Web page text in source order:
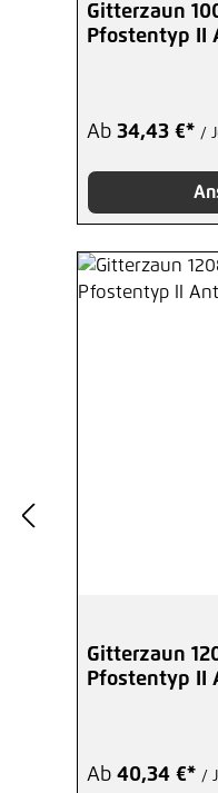
Gitterzaun
Pfostentyp II
Ab 34,43 €* /
Gitterzaun
Pfostentyp II
Ab 40,34 €* /